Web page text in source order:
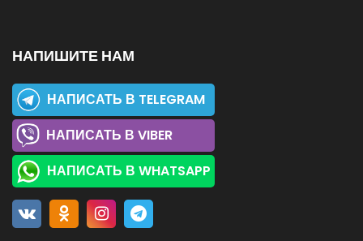
НАПИШИТЕ НАМ
НАПИСАТЬ В TELEGRAM
НАПИСАТЬ В VIBER
НАПИСАТЬ В WHATSAPP